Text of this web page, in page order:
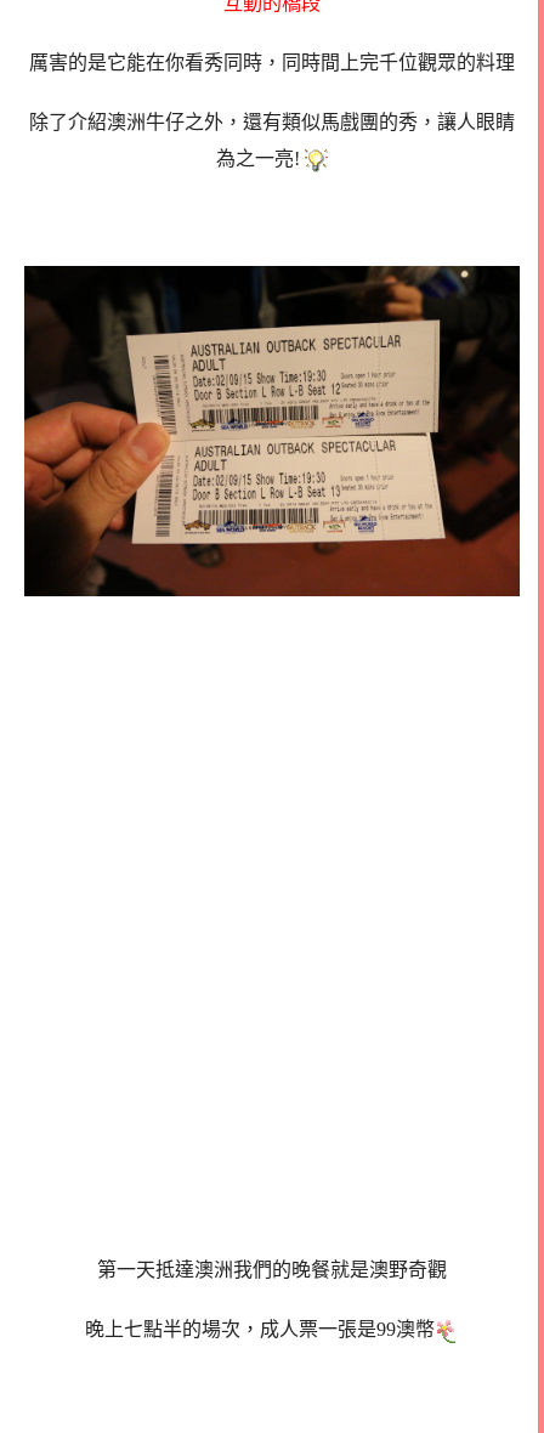
厲害的是它能在你看秀同時，同時間上完千位觀眾的料理
除了介紹澳洲牛仔之外，還有類似馬戲團的秀，讓人眼睛
為之一亮!
第一天抵達澳洲我們的晚餐就是澳野奇觀
晚上七點半的場次，成人票一張是99澳幣